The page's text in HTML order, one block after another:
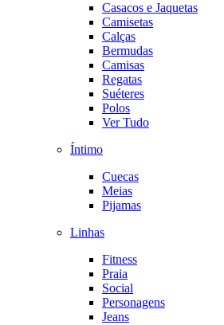
Casacos e Jaquetas
Camisetas
Calças
Bermudas
Camisas
Regatas
Suéteres
Polos
Ver Tudo
Íntimo
Cuecas
Meias
Pijamas
Linhas
Fitness
Praia
Social
Personagens
Jeans